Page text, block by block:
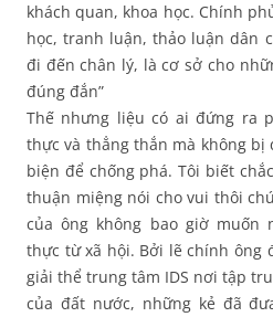
khách quan, khoa học. Chính
học, tranh luận, thảo luận dân
đi đến chân lý, là cơ sở cho
đúng đắn”
Thế nhưng liệu có ai đứng ra
thực và thẳng thắn mà không
biện để chống phá. Tôi biết
thuận miệng nói cho vui thôi
của ông không bao giờ
thực từ xã hội. Bởi lẽ chính ông
giải thể trung tâm IDS nơi tập
của đất nước, những kẻ đã